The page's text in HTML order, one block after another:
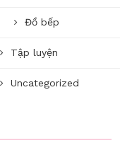
Đồ bếp
Tập luyện
Uncategorized